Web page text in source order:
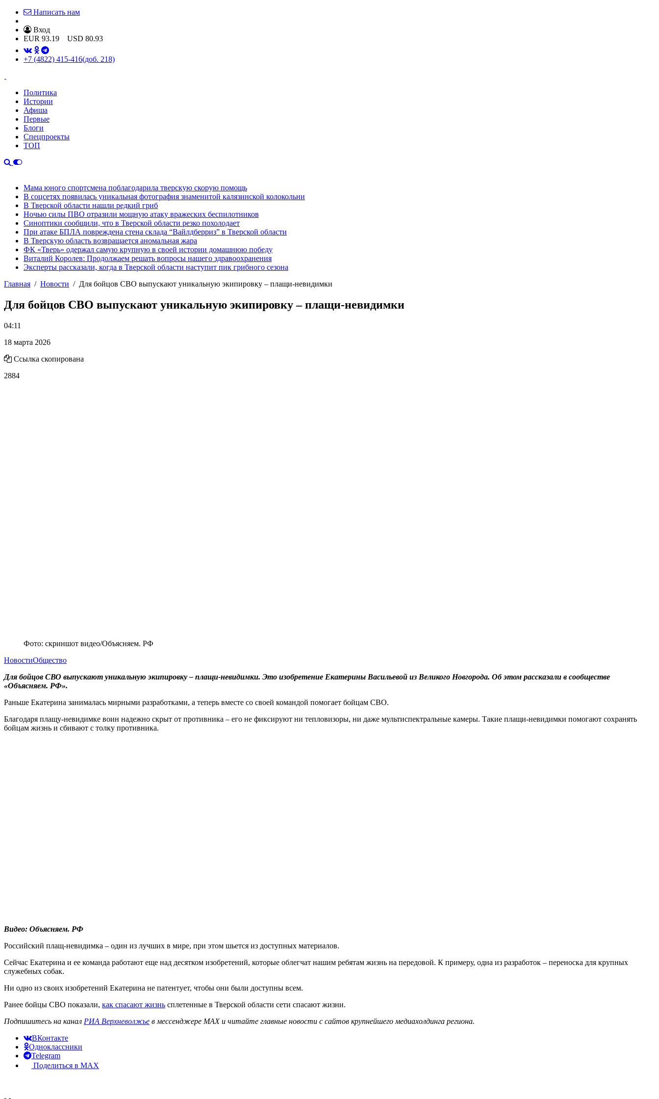
Написать нам
Вход
EUR 93.19 USD 80.93
+7 (4822) 415-416(доб. 218)
Политика
Истории
Афиша
Первые
Блоги
Спецпроекты
ТОП
Мама юного спортсмена поблагодарила тверскую скорую помощь
В соцсетях появилась уникальная фотография знаменитой калязинской колокольни
В Тверской области нашли редкий гриб
Ночью силы ПВО отразили мощную атаку вражеских беспилотников
Синоптики сообщили, что в Тверской области резко похолодает
При атаке БПЛА повреждена стена склада “Вайлдберриз” в Тверской области
В Тверскую область возвращается аномальная жара
ФК «Тверь» одержал самую крупную в своей истории домашнюю победу
Виталий Королев: Продолжаем решать вопросы нашего здравоохранения
Эксперты рассказали, когда в Тверской области наступит пик грибного сезона
Главная
Новости Для бойцов СВО выпускают уникальную экипировку – плащи-невидимки
Для бойцов СВО выпускают уникальную экипировку – плащи-невидимки
04:11
18 марта 2026
Ссылка скопирована
2884
Фото: скриншот видео/Объясняем. РФ
НовостиОбщество
Для бойцов СВО выпускают уникальную экипировку – плащи-невидимки. Это изобретение Екатерины Васильевой из Великого Новгорода. Об этом рассказали в сообществе
«Объясняем. РФ».
Раньше Екатерина занималась мирными разработками, а теперь вместе со своей командой помогает бойцам СВО.
Благодаря плащу-невидимке воин надежно скрыт от противника – его не фиксируют ни тепловизоры, ни даже мультиспектральные камеры. Такие плащи-невидимки помогают сохранять
бойцам жизнь и сбивают с толку противника.
Видео: Объясняем. РФ
Российский плащ-невидимка – один из лучших в мире, при этом шьется из доступных материалов.
Сейчас Екатерина и ее команда работают еще над десятком изобретений, которые облегчат нашим ребятам жизнь на передовой. К примеру, одна из разработок – переноска для крупных
служебных собак.
Ни одно из своих изобретений Екатерина не патентует, чтобы они были доступны всем.
Ранее бойцы СВО показали, как спасают жизнь сплетенные в Тверской области сети спасают жизни.
Подпишитесь на канал РИА Верхневолжье в мессенджере MAX и читайте главные новости с сайтов крупнейшего медиахолдинга региона.
ВКонтакте
Одноклассники
Telegram
Поделиться в MAX